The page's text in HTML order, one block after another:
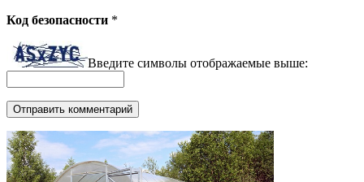
Код безопасности *
Введите символы отображаемые выше: